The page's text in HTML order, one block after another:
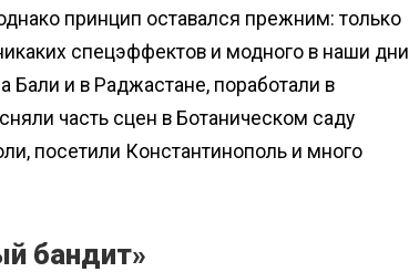
принцип оставался прежним: только
спецэффектов и модного в наши дни
и в Раджастане, поработали в
часть сцен в Ботаническом саду
посетили Константинополь и много
бандит»